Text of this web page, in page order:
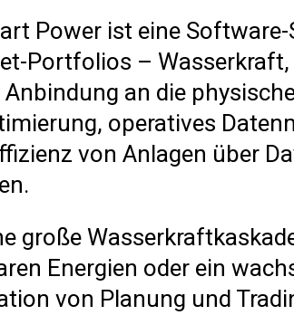
Power ist eine
Portfolios –
Anbindung an die
operatives
von Anlagen über
große
Energien oder ein
von Planung und